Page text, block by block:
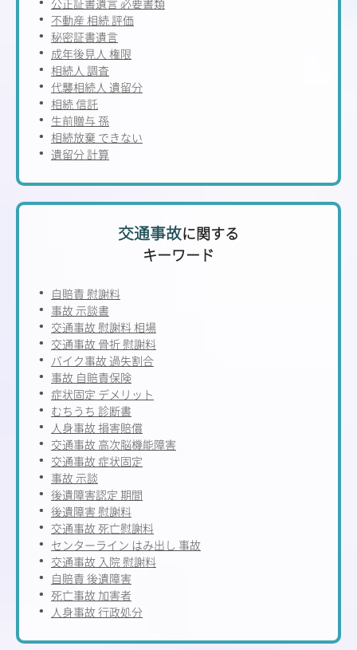
不動産 相続 評価
秘密証書遺言
成年後見人 権限
相続人 調査
代襲相続人 遺留分
相続 信託
生前贈与 孫
相続放棄 できない
遺留分 計算
交通事故に関する
キーワード
自賠責 慰謝料
事故 示談書
交通事故 慰謝料 相場
交通事故 骨折 慰謝料
バイク事故 過失割合
事故 自賠責保険
症状固定 デメリット
むちうち 診断書
人身事故 損害賠償
交通事故 高次脳機能障害
交通事故 症状固定
事故 示談
後遺障害認定 期間
後遺障害 慰謝料
交通事故 死亡慰謝料
センターライン はみ出し 事故
交通事故 入院 慰謝料
自賠責 後遺障害
死亡事故 加害者
人身事故 行政処分